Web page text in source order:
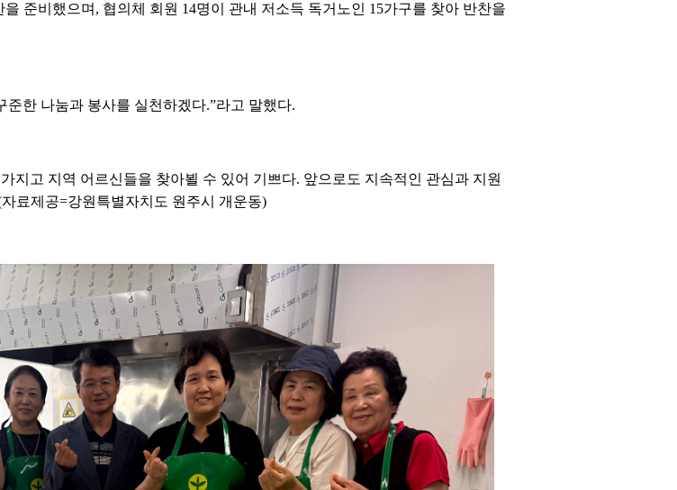
준비했으며, 협의체 회원 14명이 관내 저소득 독거노인 15가구를 찾아 반찬을
한 나눔과 봉사를 실천하겠다.”라고 말했다.
지고 지역 어르신들을 찾아뵐 수 있어 기쁘다. 앞으로도 지속적인 관심과 지원
료제공=강원특별자치도 원주시 개운동)